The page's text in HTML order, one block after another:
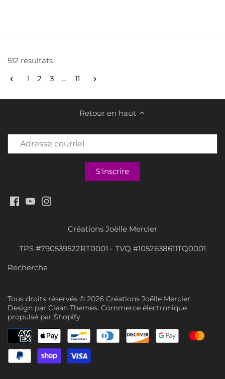
512 résultats
1
2 3 … 11
Retour en haut
Créations Joëlle Mercier
TPS #790539522RT0001 - TVQ #1052638611TQ0001
Recherche
Tous droits réservés © 2026 Créations Joëlle Mercier.
Design par Clean Themes. Commerce électronique
propulsé par Shopify